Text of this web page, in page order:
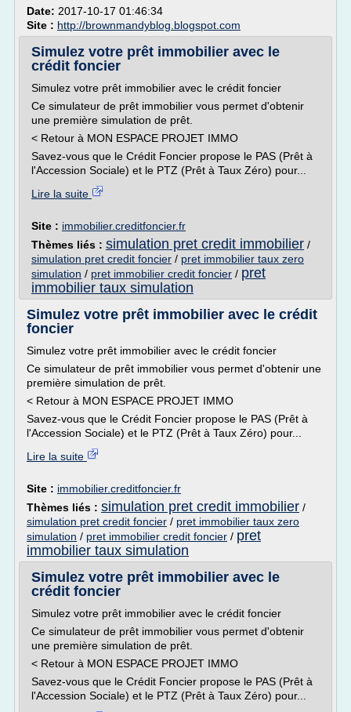
Date: 2017-10-17 01:46:34
Site : http://brownmandyblog.blogspot.com
Simulez votre prêt immobilier avec le
crédit foncier
Simulez votre prêt immobilier avec le crédit foncier
Ce simulateur de prêt immobilier vous permet d'obtenir
une première simulation de prêt.
< Retour à MON ESPACE PROJET IMMO
Savez-vous que le Crédit Foncier propose le PAS (Prêt à
l'Accession Sociale) et le PTZ (Prêt à Taux Zéro) pour...
Lire la suite
Site : immobilier.creditfoncier.fr
Thèmes liés : simulation pret credit immobilier /
simulation pret credit foncier / pret immobilier taux zero
simulation / pret immobilier credit foncier / pret
immobilier taux simulation
Simulez votre prêt immobilier avec le crédit
foncier
Simulez votre prêt immobilier avec le crédit foncier
Ce simulateur de prêt immobilier vous permet d'obtenir une
première simulation de prêt.
< Retour à MON ESPACE PROJET IMMO
Savez-vous que le Crédit Foncier propose le PAS (Prêt à
l'Accession Sociale) et le PTZ (Prêt à Taux Zéro) pour...
Lire la suite
Site : immobilier.creditfoncier.fr
Thèmes liés : simulation pret credit immobilier /
simulation pret credit foncier / pret immobilier taux zero
simulation / pret immobilier credit foncier / pret
immobilier taux simulation
Simulez votre prêt immobilier avec le
crédit foncier
Simulez votre prêt immobilier avec le crédit foncier
Ce simulateur de prêt immobilier vous permet d'obtenir
une première simulation de prêt.
< Retour à MON ESPACE PROJET IMMO
Savez-vous que le Crédit Foncier propose le PAS (Prêt à
l'Accession Sociale) et le PTZ (Prêt à Taux Zéro) pour...